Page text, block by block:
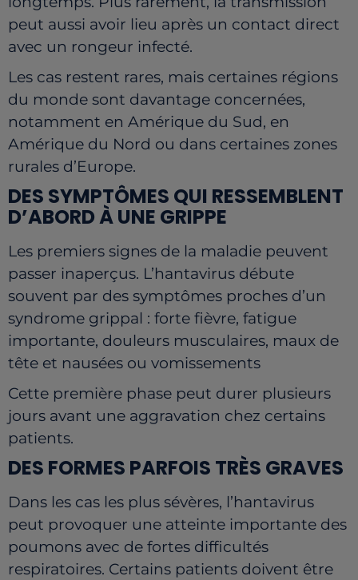
peut aussi avoir lieu après un contact direct
avec un rongeur infecté.
Les cas restent rares, mais certaines régions
du monde sont davantage concernées,
notamment en Amérique du Sud, en
Amérique du Nord ou dans certaines zones
rurales d’Europe.
DES SYMPTÔMES QUI RESSEMBLENT
D’ABORD À UNE GRIPPE
Les premiers signes de la maladie peuvent
passer inaperçus. L’hantavirus débute
souvent par des symptômes proches d’un
syndrome grippal : forte fièvre, fatigue
importante, douleurs musculaires, maux de
tête et nausées ou vomissements
Cette première phase peut durer plusieurs
jours avant une aggravation chez certains
patients.
DES FORMES PARFOIS TRÈS GRAVES
Dans les cas les plus sévères, l’hantavirus
peut provoquer une atteinte importante des
poumons avec de fortes difficultés
respiratoires. Certains patients doivent être